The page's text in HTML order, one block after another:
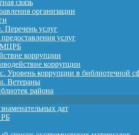
связь
организации
Перечень услуг
услуг
МЦРБ
коррупции
коррупции
Уровень коррупции в библиотечной
Ветераны
района
дат